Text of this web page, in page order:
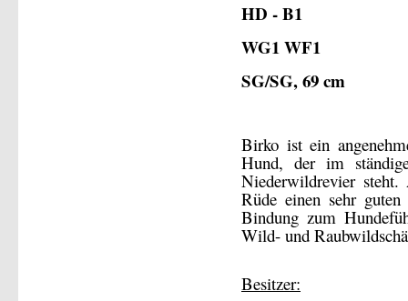
HD - B1
WG1 WF1
SG/SG, 69 cm
Birko ist ein
Hund, der im
Niederwildrevier
Rüde einen sehr
Bindung zum
Wild- und
Besitzer: